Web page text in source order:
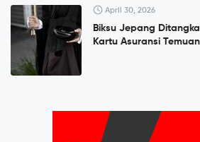
April 30, 2026
Biksu Jepang
Kartu Asuransi Temuan